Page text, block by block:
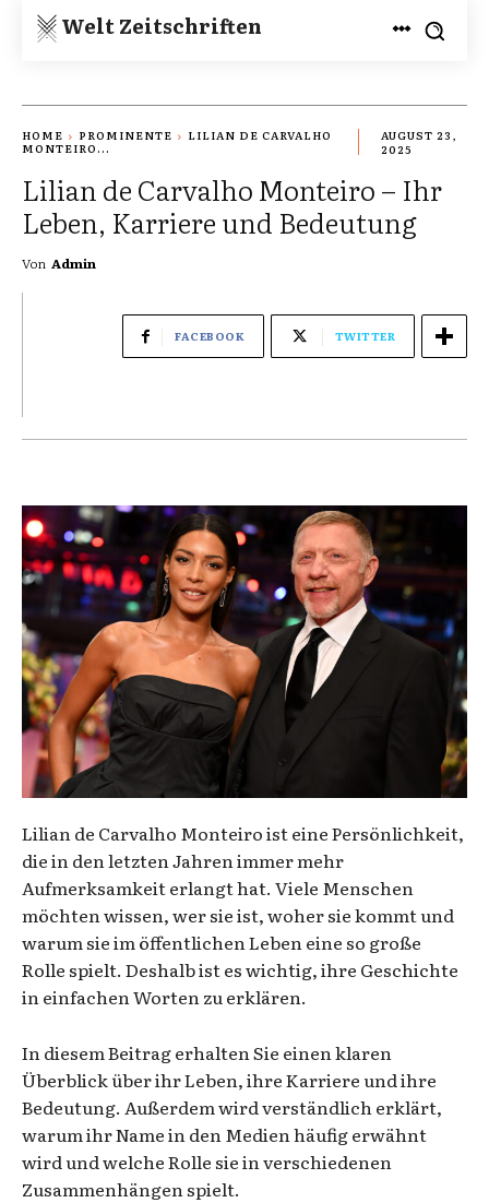
Welt Zeitschriften
HOME PROMINENTE
LILIAN DE CARVALHO
MONTEIRO...
AUGUST 23,
2025
Lilian de Carvalho Monteiro – Ihr
Leben, Karriere und Bedeutung
Von Admin
FACEBOOK TWITTER
Lilian de Carvalho Monteiro ist eine Persönlichkeit,
die in den letzten Jahren immer mehr
Aufmerksamkeit erlangt hat. Viele Menschen
möchten wissen, wer sie ist, woher sie kommt und
warum sie im öffentlichen Leben eine so große
Rolle spielt. Deshalb ist es wichtig, ihre Geschichte
in einfachen Worten zu erklären.
In diesem Beitrag erhalten Sie einen klaren
Überblick über ihr Leben, ihre Karriere und ihre
Bedeutung. Außerdem wird verständlich erklärt,
warum ihr Name in den Medien häufig erwähnt
wird und welche Rolle sie in verschiedenen
Zusammenhängen spielt.